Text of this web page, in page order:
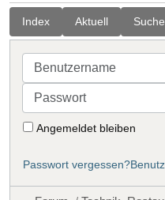
Index Aktuell Suche
Benutzername
Passwort
Angemeldet bleiben
Passwort vergessen?